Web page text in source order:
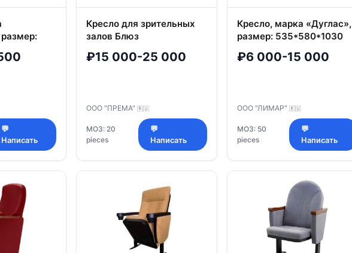
💬
Написать
Кресло для зрительных
залов Блюз
₽15 000-25 000
ООО "ПРЕМА" 🇷🇺
МОЗ: 20
pieces
💬
Написать
Кресло, марка «Дуглас»,
размер: 535*580*1030
подушки сиденья 110 мм
₽6 000-15 000
ООО "ЛИМАР" 🇷🇺
МОЗ: 50
pieces
💬
Написать